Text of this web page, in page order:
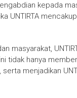
kepada
UNTIRTA
masyarakat,
tidak hanya
menjadikan